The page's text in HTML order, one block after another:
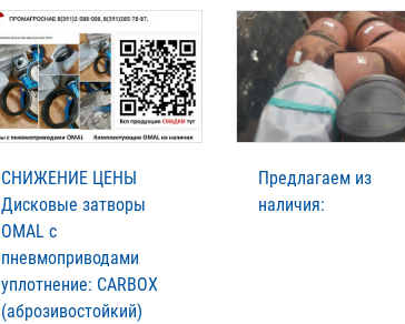
СНИЖЕНИЕ ЦЕНЫ
Дисковые затворы
OMAL с
пневмоприводами
уплотнение: CARBOX
(аброзивостойкий)
Предлагаем из
наличия: